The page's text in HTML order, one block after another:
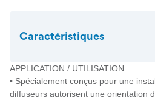
Caractéristiques
APPLICATION / UTILISATION
• Spécialement conçus pour une
diffuseurs autorisent une orientation